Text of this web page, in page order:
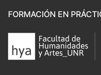
FORMACIÓN EN